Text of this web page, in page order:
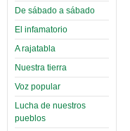
De sábado a sábado
El infamatorio
A rajatabla
Nuestra tierra
Voz popular
Lucha de nuestros
pueblos